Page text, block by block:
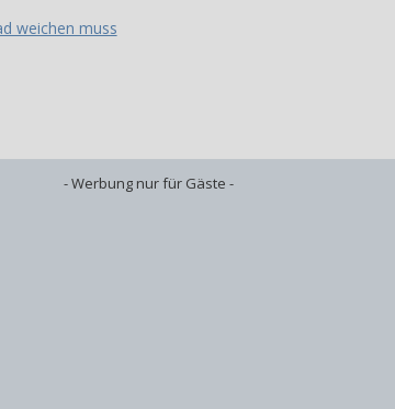
weichen muss
- Werbung nur für Gäste -